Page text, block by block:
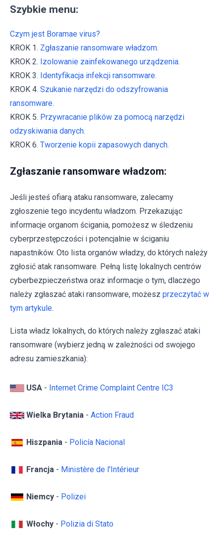
Szybkie menu:
Czym jest Boramae virus?
KROK 1. Zgłaszanie ransomware władzom.
KROK 2. Izolowanie zainfekowanego urządzenia.
KROK 3. Identyfikacja infekcji ransomware.
KROK 4. Szukanie narzędzi do odszyfrowania
ransomware.
KROK 5. Przywracanie plików za pomocą narzędzi
odzyskiwania danych.
KROK 6. Tworzenie kopii zapasowych danych.
Zgłaszanie ransomware władzom:
Jeśli jesteś ofiarą ataku ransomware, zalecamy
zgłoszenie tego incydentu władzom. Przekazując
informacje organom ścigania, pomożesz w śledzeniu
cyberprzestępczości i potencjalnie w ściganiu
napastników. Oto lista organów władzy, do których należy
zgłosić atak ransomware. Pełną listę lokalnych centrów
cyberbezpieczeństwa oraz informacje o tym, dlaczego
należy zgłaszać ataki ransomware, możesz przeczytać w
tym artykule.
Lista władz lokalnych, do których należy zgłaszać ataki
ransomware (wybierz jedną w zależności od swojego
adresu zamieszkania):
USA - Internet Crime Complaint Centre IC3
Wielka Brytania - Action Fraud
Hiszpania - Policía Nacional
Francja - Ministère de l'Intérieur
Niemcy - Polizei
Włochy - Polizia di Stato